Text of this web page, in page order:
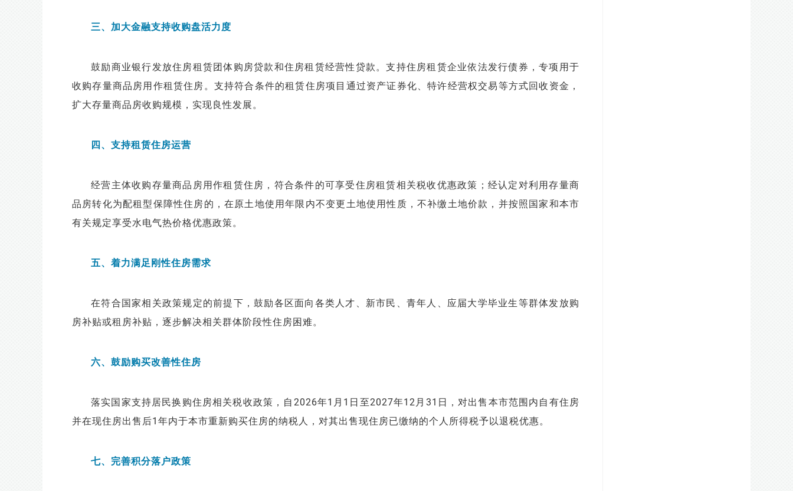
三、加大金融支持收购盘活力度
鼓励商业银行发放住房租赁团体购房贷款和住房租赁经营性贷款。支持住房租赁企业依法发行债券，专项用于
收购存量商品房用作租赁住房。支持符合条件的租赁住房项目通过资产证券化、特许经营权交易等方式回收资金，
扩大存量商品房收购规模，实现良性发展。
四、支持租赁住房运营
经营主体收购存量商品房用作租赁住房，符合条件的可享受住房租赁相关税收优惠政策；经认定对利用存量商
品房转化为配租型保障性住房的，在原土地使用年限内不变更土地使用性质，不补缴土地价款，并按照国家和本市
有关规定享受水电气热价格优惠政策。
五、着力满足刚性住房需求
在符合国家相关政策规定的前提下，鼓励各区面向各类人才、新市民、青年人、应届大学毕业生等群体发放购
房补贴或租房补贴，逐步解决相关群体阶段性住房困难。
六、鼓励购买改善性住房
落实国家支持居民换购住房相关税收政策，自2026年1月1日至2027年12月31日，对出售本市范围内自有住房
并在现住房出售后1年内于本市重新购买住房的纳税人，对其出售现住房已缴纳的个人所得税予以退税优惠。
七、完善积分落户政策